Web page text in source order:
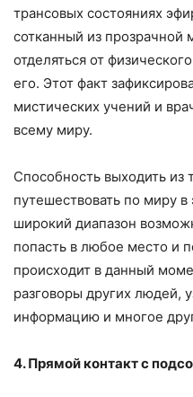
трансовых состояниях
сотканный из
отделяться от
его. Этот факт
мистических учений и
всему миру.
Способность выходить из
путешествовать по миру
широкий диапазон
попасть в любое место и
происходит в данный
разговоры других людей,
информацию и многое
4. Прямой контакт с